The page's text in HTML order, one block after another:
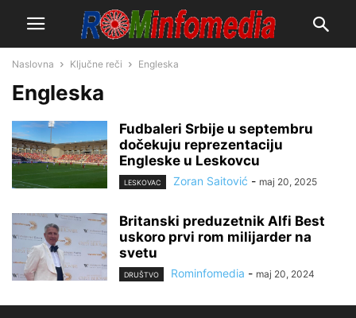
Naslovna Ključne reči Engleska
Engleska
Fudbaleri Srbije u septembru
dočekuju reprezentaciju
Engleske u Leskovcu
LESKOVAC Zoran Saitović - maj 20, 2025
Britanski preduzetnik Alfi Best
uskoro prvi rom milijarder na
svetu
DRUŠTVO Rominfomedia - maj 20, 2024